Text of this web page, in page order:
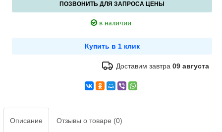
ПОЗВОНИТЬ ДЛЯ ЗАПРОСА ЦЕНЫ
в наличии
Доставим завтра09 августа
Описание Отзывы о товаре (0)